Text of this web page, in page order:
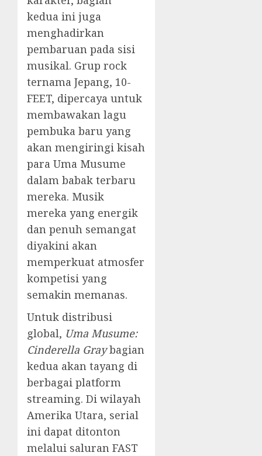
kedua ini juga
menghadirkan
pembaruan pada sisi
musikal. Grup rock
ternama Jepang, 10-
FEET, dipercaya untuk
membawakan lagu
pembuka baru yang
akan mengiringi kisah
para Uma Musume
dalam babak terbaru
mereka. Musik
mereka yang energik
dan penuh semangat
diyakini akan
memperkuat atmosfer
kompetisi yang
semakin memanas.
Untuk distribusi
global, Uma Musume:
Cinderella Graybagian
kedua akan tayang di
berbagai platform
streaming. Di wilayah
Amerika Utara, serial
ini dapat ditonton
melalui saluran FAST